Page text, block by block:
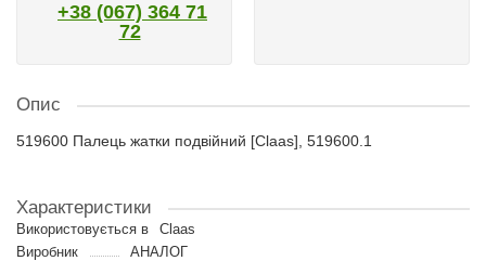
+38 (067) 364 71
72
Опис
519600 Палець жатки подвійний [Claas], 519600.1
Характеристики
Використовується в
Claas
Виробник
АНАЛОГ